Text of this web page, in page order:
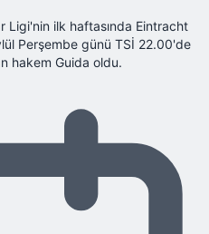
Ligi'nin ilk haftasında Eintracht
Perşembe günü TSİ 22.00'de
hakem Guida oldu.